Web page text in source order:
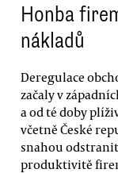
Honba
nákladů
Deregulace
začaly v
a od té doby
včetně České
snahou
produktivitě